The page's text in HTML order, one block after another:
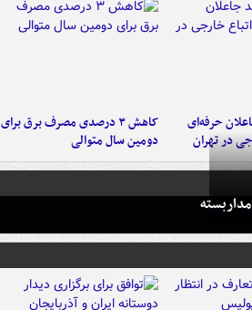
حرفه‌ای
در تهران
کاهش ۳ درصدی مصرف برق برای
دومین سال متوالی